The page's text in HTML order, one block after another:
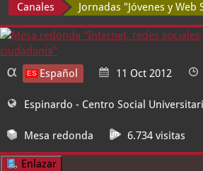
Canales Jornadas "Jóvenes y Web
Español 11 Oct 2012
Espinardo - Centro Social
Mesa redonda 6.734 visitas
Enlazar